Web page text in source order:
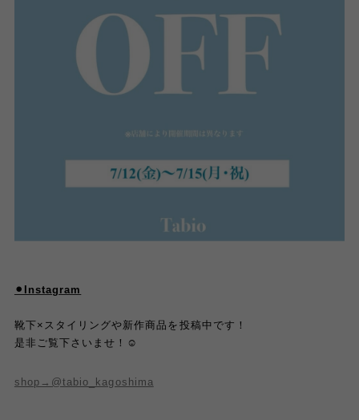
⚫︎Instagram
靴下×スタイリングや新作商品を投稿中です！
是非ご覧下さいませ！☺︎
shop→@tabio_kagoshima